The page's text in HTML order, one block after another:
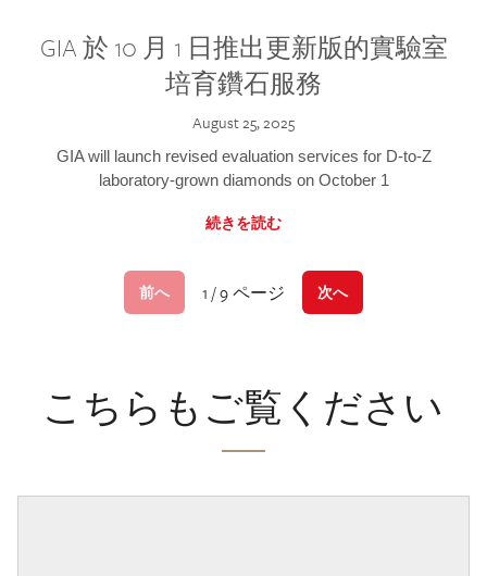
GIA 於 10 月 1 日推出更新版的實驗室
培育鑽石服務
August 25, 2025
GIA will launch revised evaluation services for D-to-Z
laboratory-grown diamonds on October 1
続きを読む
前へ 1 / 9 ページ 次へ
こちらもご覧ください